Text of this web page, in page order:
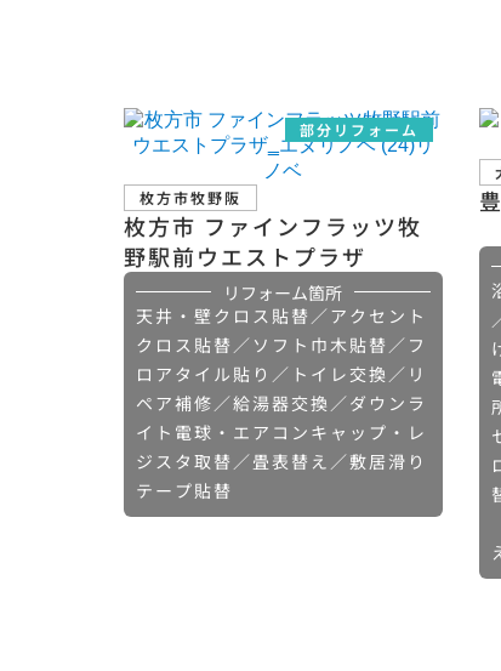
部分リフォーム
枚方市牧野阪
枚方市 ファインフラッツ牧
野駅前ウエストプラザ
リフォーム箇所
天井・壁クロス貼替／アクセント
クロス貼替／ソフト巾木貼替／フ
ロアタイル貼り／トイレ交換／リ
ペア補修／給湯器交換／ダウンラ
イト電球・エアコンキャップ・レ
ジスタ取替／畳表替え／敷居滑り
テープ貼替